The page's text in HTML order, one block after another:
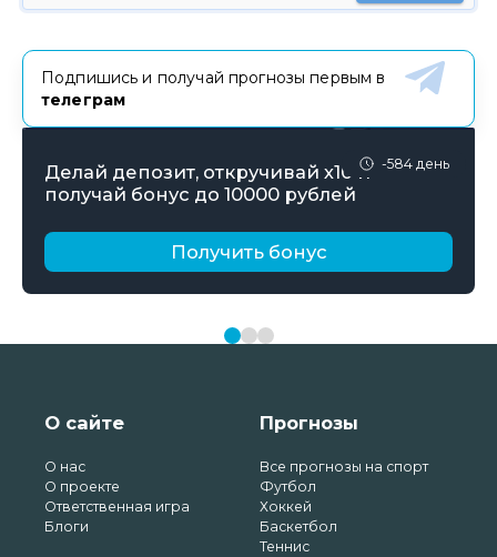
Подпишись и получай прогнозы первым в
телеграм
-584 день
Делай депозит, откручивай х10 и
получай бонус до 10000 рублей
Получить бонус
О сайте
О нас
О проекте
Ответственная игра
Блоги
Прогнозы
Все прогнозы на спорт
Футбол
Хоккей
Баскетбол
Теннис